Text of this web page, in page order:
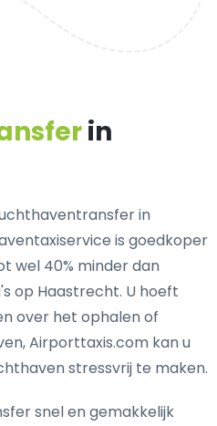
in
in
is goedkoper
wel 40% minder dan
op Haastrecht. U hoeft
over het ophalen of
Airporttaxis.com kan u
stressvrij te maken.
snel en gemakkelijk